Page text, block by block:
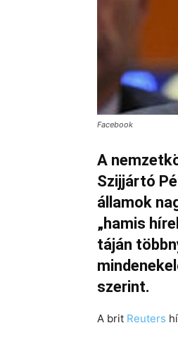
Facebook
A
Szijjártó
államok
„hamis
táján
szerint.
A brit Reuters